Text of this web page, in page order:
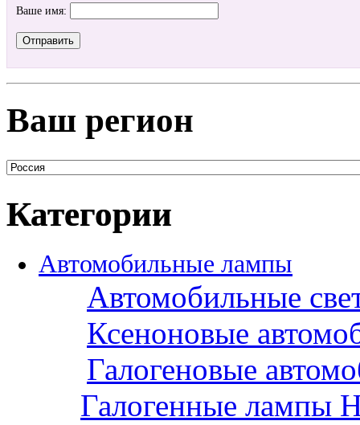
Ваше имя:
Ваш регион
Категории
Автомобильные лампы
Автомобильные
Ксеноновые
Галогеновые
Галогенные лампы